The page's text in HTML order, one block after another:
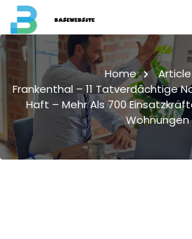
Home
Article
Frankenthal – 11 Tatverdächtige
Haft – Mehr Als 700
Wohnungen